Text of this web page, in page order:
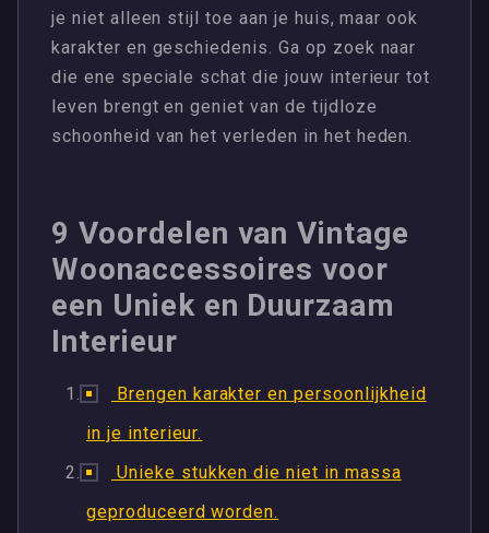
je niet alleen stijl toe aan je huis, maar ook
karakter en geschiedenis. Ga op zoek naar
die ene speciale schat die jouw interieur tot
leven brengt en geniet van de tijdloze
schoonheid van het verleden in het heden.
9 Voordelen van Vintage
Woonaccessoires voor
een Uniek en Duurzaam
Interieur
Brengen karakter en persoonlijkheid
in je interieur.
Unieke stukken die niet in massa
geproduceerd worden.